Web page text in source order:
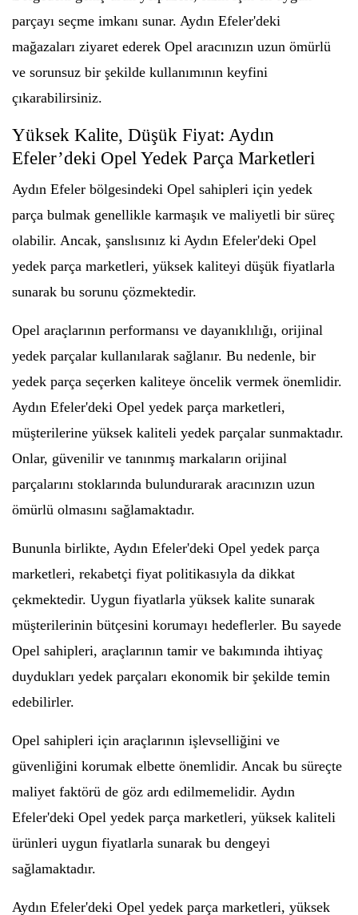
parçayı seçme imkanı sunar. Aydın Efeler'deki
mağazaları ziyaret ederek Opel aracınızın uzun ömürlü
ve sorunsuz bir şekilde kullanımının keyfini
çıkarabilirsiniz.
Yüksek Kalite, Düşük Fiyat: Aydın
Efeler’deki Opel Yedek Parça Marketleri
Aydın Efeler bölgesindeki Opel sahipleri için yedek
parça bulmak genellikle karmaşık ve maliyetli bir süreç
olabilir. Ancak, şanslısınız ki Aydın Efeler'deki Opel
yedek parça marketleri, yüksek kaliteyi düşük fiyatlarla
sunarak bu sorunu çözmektedir.
Opel araçlarının performansı ve dayanıklılığı, orijinal
yedek parçalar kullanılarak sağlanır. Bu nedenle, bir
yedek parça seçerken kaliteye öncelik vermek önemlidir.
Aydın Efeler'deki Opel yedek parça marketleri,
müşterilerine yüksek kaliteli yedek parçalar sunmaktadır.
Onlar, güvenilir ve tanınmış markaların orijinal
parçalarını stoklarında bulundurarak aracınızın uzun
ömürlü olmasını sağlamaktadır.
Bununla birlikte, Aydın Efeler'deki Opel yedek parça
marketleri, rekabetçi fiyat politikasıyla da dikkat
çekmektedir. Uygun fiyatlarla yüksek kalite sunarak
müşterilerinin bütçesini korumayı hedeflerler. Bu sayede
Opel sahipleri, araçlarının tamir ve bakımında ihtiyaç
duydukları yedek parçaları ekonomik bir şekilde temin
edebilirler.
Opel sahipleri için araçlarının işlevselliğini ve
güvenliğini korumak elbette önemlidir. Ancak bu süreçte
maliyet faktörü de göz ardı edilmemelidir. Aydın
Efeler'deki Opel yedek parça marketleri, yüksek kaliteli
ürünleri uygun fiyatlarla sunarak bu dengeyi
sağlamaktadır.
Aydın Efeler'deki Opel yedek parça marketleri, yüksek